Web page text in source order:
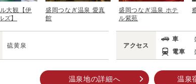
大観【伊
ズ】
盛岡つなぎ温泉 愛真
館
盛岡つなぎ温泉 ホテ
ル紫苑
硫黄泉 アクセス
車
電車
温泉地の詳細へ 温泉